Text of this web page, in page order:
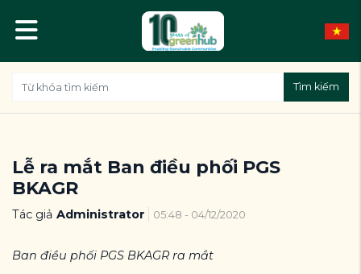
Tìm kiếm
Lễ ra mắt Ban điều phối PGS
BKAGR
Tác giả Administrator 05:48 - 04/12/2020
Ban điều phối PGS BKAGR ra mắt